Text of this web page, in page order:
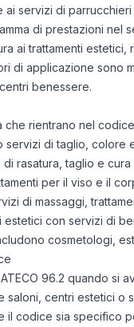
ai servizi di
di prestazioni nel
ai trattamenti
di applicazione sono
benessere.
rientrano nel
servizi di taglio, colore
rasatura, taglio e
per il viso e il
di massaggi,
estetici con servizi di
cosmetologi,
96.2 quando si
centri estetici o
il codice sia specifico